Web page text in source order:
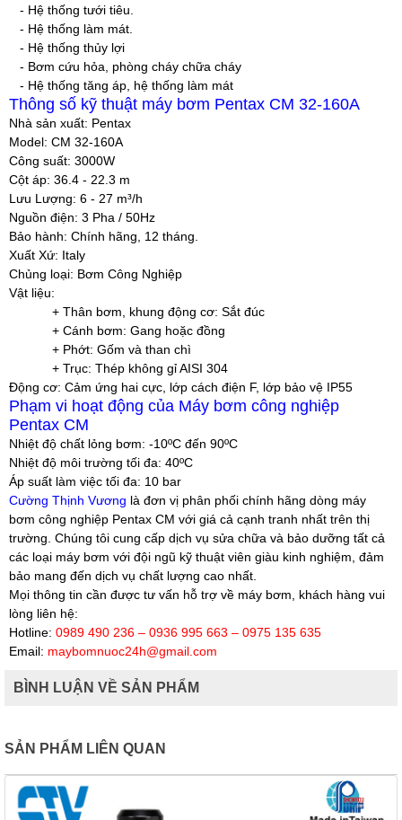
- Hệ thống tưới tiêu.
- Hệ thống làm mát.
- Hệ thống thủy lợi
- Bơm cứu hỏa, phòng cháy chữa cháy
- Hệ thống tăng áp, hệ thống làm mát
Thông số kỹ thuật máy bơm Pentax CM 32-160A
Nhà sản xuất: Pentax
Model: CM 32-160A
Công suất: 3000W
Cột áp: 36.4 - 22.3 m
Lưu Lượng: 6 - 27 m³/h
Nguồn điện: 3 Pha / 50Hz
Bảo hành: Chính hãng, 12 tháng.
Xuất Xứ: Italy
Chủng loại: Bơm Công Nghiệp
Vật liệu:
+ Thân bơm, khung động cơ: Sắt đúc
+ Cánh bơm: Gang hoặc đồng
+ Phớt: Gốm và than chì
+ Trục: Thép không gỉ AISI 304
Động cơ: Cảm ứng hai cực, lớp cách điện F, lớp bảo vệ IP55
Phạm vi hoạt động của Máy bơm công nghiệp
Pentax CM
Nhiệt độ chất lỏng bơm: -10ºC đến 90ºC
Nhiệt độ môi trường tối đa: 40ºC
Áp suất làm việc tối đa: 10 bar
Cường Thịnh Vương là đơn vị phân phối chính hãng dòng máy
bơm công nghiệp Pentax CM với giá cả cạnh tranh nhất trên thị
trường. Chúng tôi cung cấp dịch vụ sửa chữa và bảo dưỡng tất cả
các loại máy bơm với đội ngũ kỹ thuật viên giàu kinh nghiệm, đảm
bảo mang đến dịch vụ chất lượng cao nhất.
Mọi thông tin cần được tư vấn hỗ trợ về máy bơm, khách hàng vui
lòng liên hệ:
Hotline: 0989 490 236 – 0936 995 663 – 0975 135 635
Email: maybomnuoc24h@gmail.com
BÌNH LUẬN VỀ SẢN PHẨM
SẢN PHẨM LIÊN QUAN